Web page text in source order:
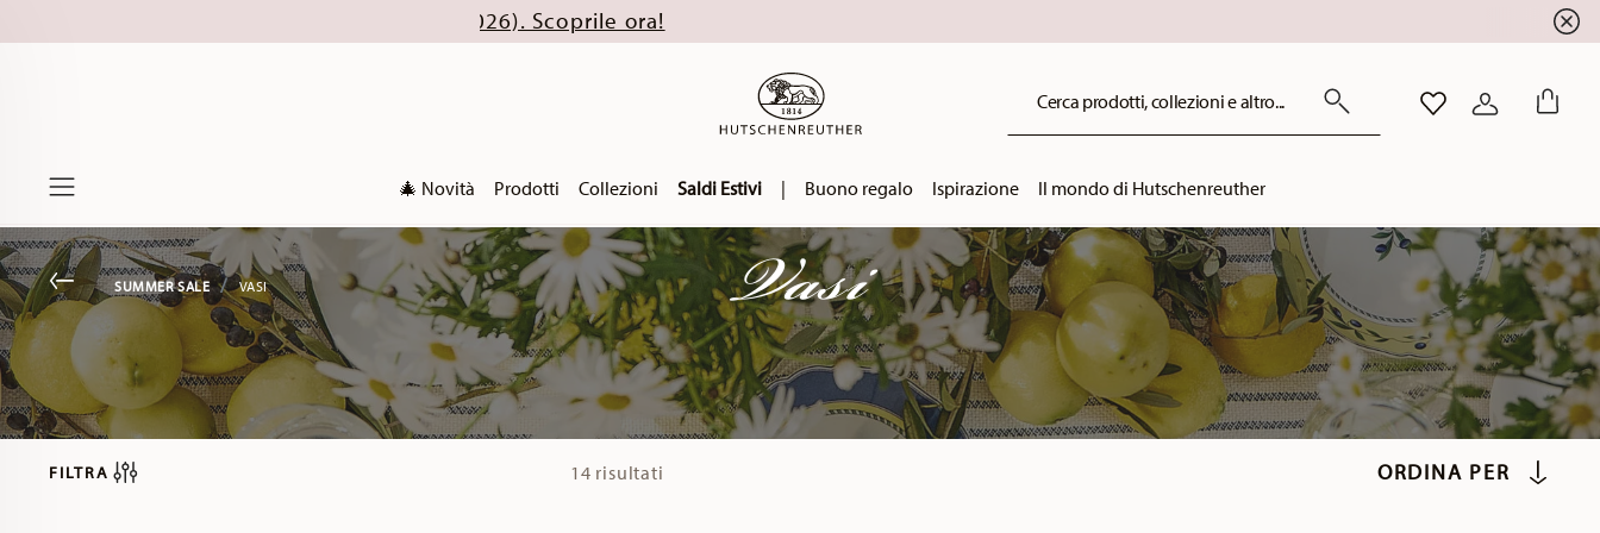
Cerca prodotti, collezioni e altro... LISTA DESIDERI
ACCEDI
🎄 Novità Prodotti Collezioni Saldi Estivi | Buono regalo Ispirazione Il mondo di Hutschenreuther
Go backSUMMER SALE VASI Vasi
FILTRA 14 risultati